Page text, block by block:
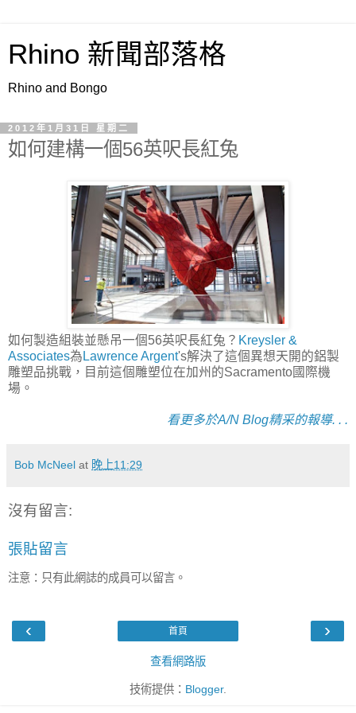
Rhino 新聞部落格
Rhino and Bongo
2012年1月31日 星期二
如何建構一個56英呎長紅兔
如何製造組裝並懸吊一個56英呎長紅兔？ Kreysler &
Associates為 Lawrence Argent's解決了這個異想天開的鋁製
雕塑品挑戰，目前這個雕塑位在加州的Sacramento國際機
場。
看更多於A/N Blog精采的報導. . .
Bob McNeel at 晚上11:29
沒有留言:
張貼留言
注意：只有此網誌的成員可以留言。
‹ ›
首頁
查看網路版
技術提供： Blogger.